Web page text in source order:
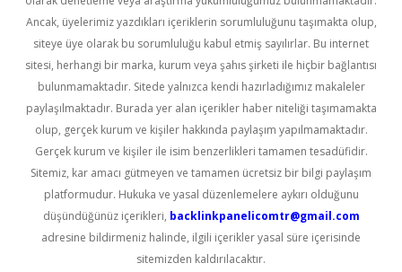
Ancak, üyelerimiz yazdıkları içeriklerin sorumluluğunu taşımakta olup,
siteye üye olarak bu sorumluluğu kabul etmiş sayılırlar. Bu internet
sitesi, herhangi bir marka, kurum veya şahıs şirketi ile hiçbir bağlantısı
bulunmamaktadır. Sitede yalnızca kendi hazırladığımız makaleler
paylaşılmaktadır. Burada yer alan içerikler haber niteliği taşımamakta
olup, gerçek kurum ve kişiler hakkında paylaşım yapılmamaktadır.
Gerçek kurum ve kişiler ile isim benzerlikleri tamamen tesadüfidir.
Sitemiz, kar amacı gütmeyen ve tamamen ücretsiz bir bilgi paylaşım
platformudur. Hukuka ve yasal düzenlemelere aykırı olduğunu
düşündüğünüz içerikleri, backlinkpanelicomtr@gmail.com
adresine bildirmeniz halinde, ilgili içerikler yasal süre içerisinde
sitemizden kaldırılacaktır.